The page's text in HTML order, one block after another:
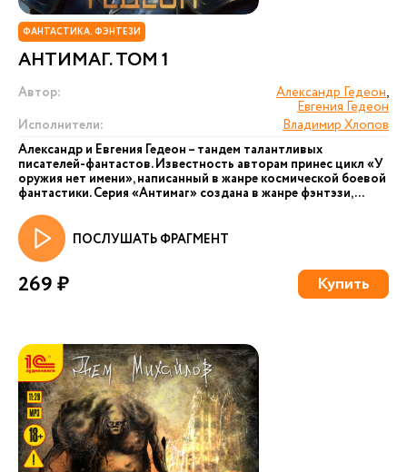
ФАНТАСТИКА. ФЭНТЕЗИ
АНТИМАГ. ТОМ 1
Автор: Александр Гедеон,
Евгения Гедеон
Исполнители:
Владимир Хлопов
Александр и Евгения Гедеон – тандем талантливых
писателей-фантастов. Известность авторам принес цикл «У
оружия нет имени», написанный в жанре космической боевой
фантастики. Серия «Антимаг» создана в жанре фэнтэзи,...
ПОСЛУШАТЬ ФРАГМЕНТ
269 ₽ Купить